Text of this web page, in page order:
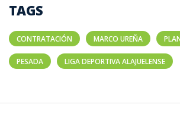
TAGS
CONTRATACIÓN MARCO UREÑA
PESADA LIGA DEPORTIVA ALAJUELENSE